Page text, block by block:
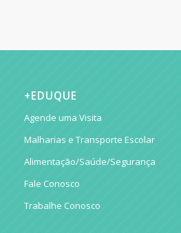
+EDUQUE
Agende uma Visita
Malharias e Transporte Escolar
Alimentação/Saúde/Segurança
Fale Conosco
Trabalhe Conosco